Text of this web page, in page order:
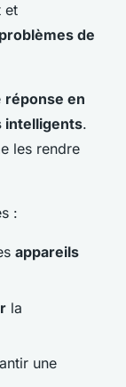
et
problèmes de
réponse en
intelligents.
les rendre
:
appareils
la
une